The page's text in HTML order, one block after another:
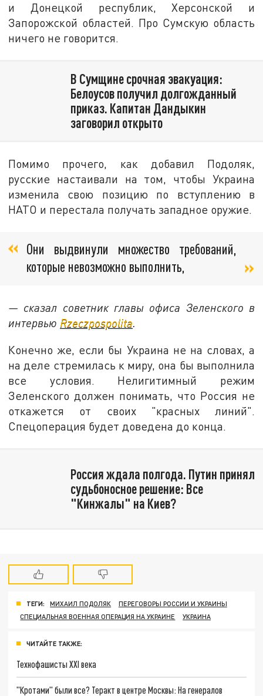
и Донецкой республик, Херсонской и
Запорожской областей. Про Сумскую область
ничего не говорится.
В Сумщине срочная эвакуация:
Белоусов получил долгожданный
приказ. Капитан Дандыкин
заговорил открыто
Помимо прочего, как добавил Подоляк,
русские настаивали на том, чтобы Украина
изменила свою позицию по вступлению в
НАТО и перестала получать западное оружие.
Они выдвинули множество требований,
которые невозможно выполнить,
— сказал советник главы офиса Зеленского в
интервью Rzeczpospolita.
Конечно же, если бы Украина не на словах, а
на деле стремилась к миру, она бы выполнила
все условия. Нелигитимный режим
Зеленского должен понимать, что Россия не
откажется от своих "красных линий".
Спецоперация будет доведена до конца.
Россия ждала полгода. Путин принял
судьбоносное решение: Все
"Кинжалы" на Киев?
ТЕГИ: МИХАИЛ ПОДОЛЯК
ПЕРЕГОВОРЫ РОССИИ И УКРАИНЫ
СПЕЦИАЛЬНАЯ ВОЕННАЯ ОПЕРАЦИЯ НА УКРАИНЕ
УКРАИНА
ЧИТАЙТЕ ТАКЖЕ:
Технофашисты XXI века
"Кротами" были все? Теракт в центре Москвы: На генералов